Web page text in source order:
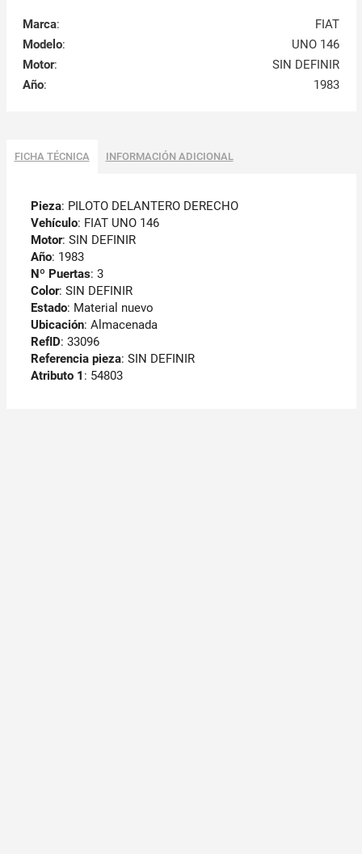
Marca:
FIAT
Modelo:
UNO 146
Motor:
SIN DEFINIR
Año: 1983
FICHA TÉCNICA INFORMACIÓN ADICIONAL
Pieza: PILOTO DELANTERO DERECHO
Vehículo: FIAT UNO 146
Motor: SIN DEFINIR
Año: 1983
Nº Puertas: 3
Color: SIN DEFINIR
Estado: Material nuevo
Ubicación: Almacenada
RefID: 33096
Referencia pieza: SIN DEFINIR
Atributo 1 : 54803